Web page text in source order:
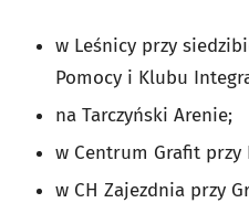
w Leśnicy przy
Pomocy i Klubu
na Tarczyński Arenie;
w Centrum Grafit przy
w CH Zajezdnia przy